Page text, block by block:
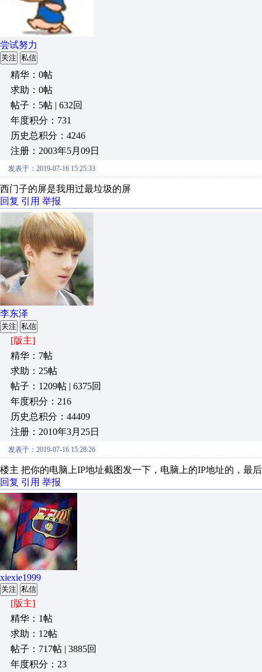
尝试努力
关注 私信
精华：0帖
求助：0帖
帖子：5帖 | 632回
年度积分：731
历史总积分：4246
注册：2003年5月09日
发表于：2019-07-16 15:25:33
西门子的屏是我用过最垃圾的屏
回复 引用 举报
李东泽
关注 私信
[版主]
精华：7帖
求助：25帖
帖子：1209帖 | 6375回
年度积分：216
历史总积分：44409
注册：2010年3月25日
发表于：2019-07-16 15:28:26
楼主 把你的电脑上IP地址截图发一下，电脑上的IP地址的，最
回复 引用 举报
xiexie1999
关注 私信
[版主]
精华：1帖
求助：12帖
帖子：717帖 | 3885回
年度积分：23